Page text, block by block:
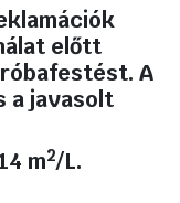
előtt
A
a javasolt
m2/L.